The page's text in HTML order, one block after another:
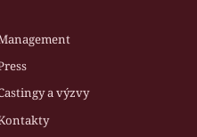
a výzvy